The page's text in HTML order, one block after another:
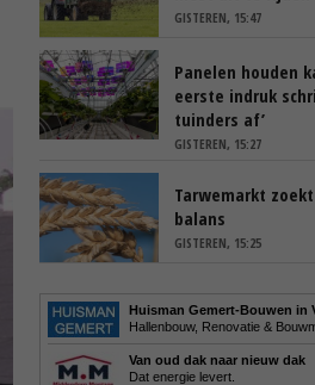
GISTEREN, 15:47
Panelen houden
eerste indruk
tuinders af’
GISTEREN, 15:27
Tarwemarkt
balans
GISTEREN, 15:25
Huisman Gemert-Bouwen in
Hallenbouw, Renovatie &
Van oud dak naar nieuw dak
Dat energie levert.